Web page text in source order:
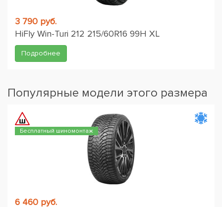
3 790 руб.
HiFly Win-Turi 212 215/60R16 99H XL
Подробнее
Популярные модели этого размера
Бесплатный шиномонтаж
6 460 руб.